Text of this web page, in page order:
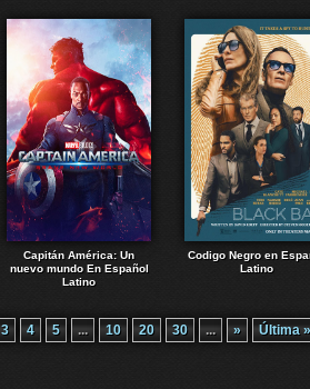
Capitán América: Un
nuevo mundo En Español
Latino
Codigo Negro en
Latino
3 4 5 ... 10 20 30 ... » Última »